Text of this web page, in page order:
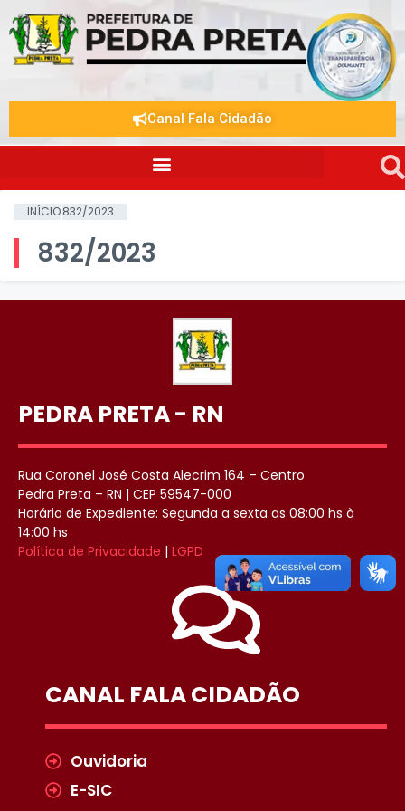
Canal Fala Cidadão
INÍCIO832/2023
832/2023
PEDRA PRETA - RN
Rua Coronel José Costa Alecrim 164 – Centro
Pedra Preta – RN | CEP 59547-000
Horário de Expediente: Segunda a sexta as 08:00 hs à
14:00 hs
Política de Privacidade | LGPD
CANAL FALA CIDADÃO
Ouvidoria
E-SIC